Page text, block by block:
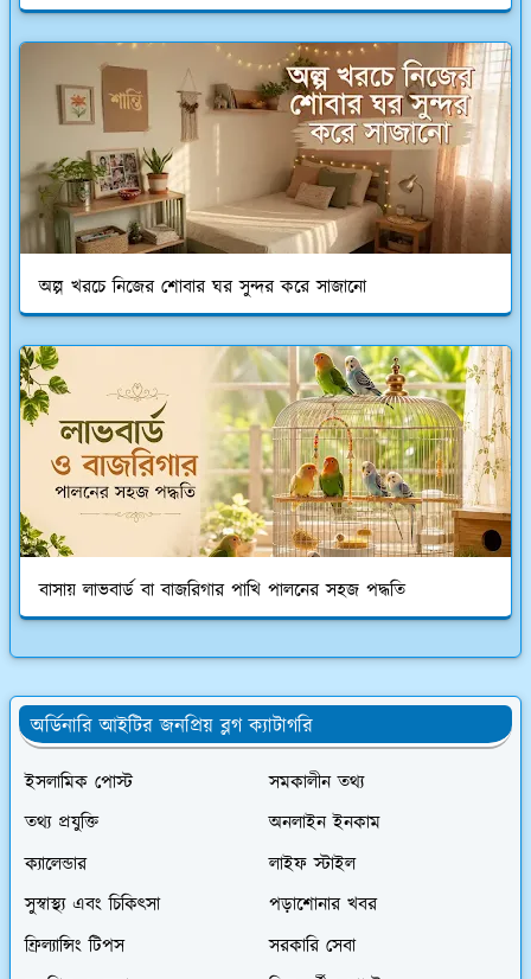
অল্প খরচে নিজের শোবার ঘর সুন্দর করে সাজানো
বাসায় লাভবার্ড বা বাজরিগার পাখি পালনের সহজ পদ্ধতি
অর্ডিনারি আইটির জনপ্রিয় ব্লগ ক্যাটাগরি
ইসলামিক পোস্ট
সমকালীন তথ্য
তথ্য প্রযুক্তি
অনলাইন ইনকাম
ক্যালেন্ডার
লাইফ স্টাইল
সুস্বাস্থ্য এবং চিকিৎসা
পড়াশোনার খবর
ফ্রিল্যান্সিং টিপস
সরকারি সেবা